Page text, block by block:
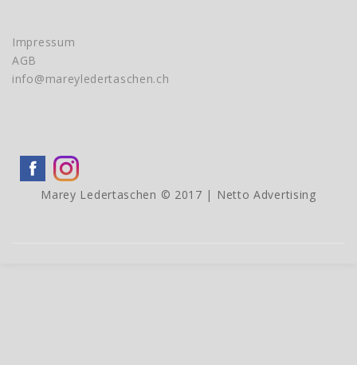
Impressum
AGB
info@mareyledertaschen.ch
Marey Ledertaschen © 2017 | Netto Advertising